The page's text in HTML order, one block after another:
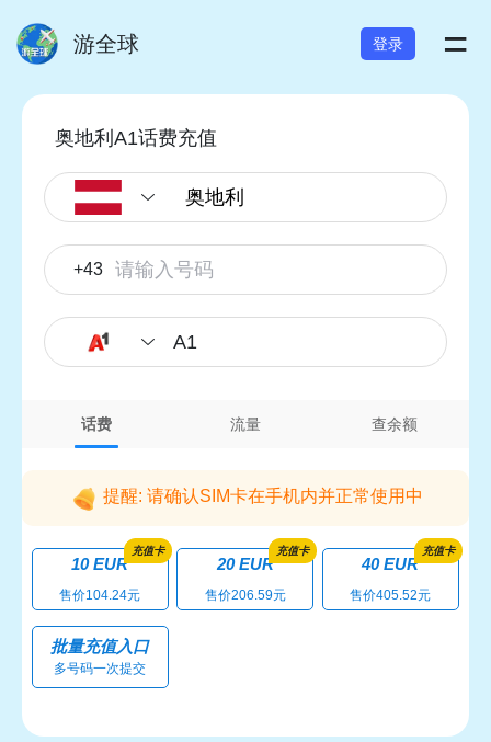
游全球 登录 =
奥地利A1话费充值
+43
A1
话费 流量 查余额
提醒: 请确认SIM卡在手机内并正常使用中
充值卡
10 EUR
售价104.24元
充值卡
20 EUR
售价206.59元
充值卡
40 EUR
售价405.52元
批量充值入口
多号码一次提交